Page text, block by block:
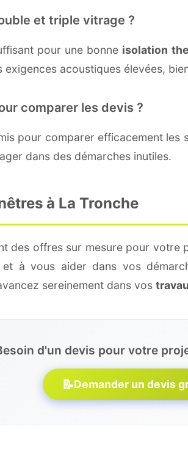
et triple vitrage ?
pour une bonne isolation
acoustiques élevées,
comparer les devis ?
pour comparer efficacement les
dans des démarches inutiles.
à La Tronche
des offres sur mesure pour
à vous aider dans vos
sereinement dans vos
d'un devis pour votre
📝Demander un devis